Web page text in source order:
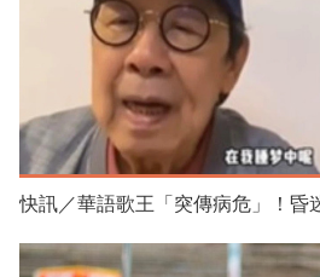
快訊／華語歌王「突傳病危」！昏